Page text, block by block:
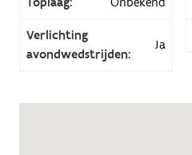
Verlichting
avondwedstrijden:
Ja